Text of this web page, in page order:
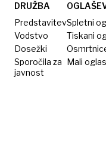
DRUŽBA
Predstavitev
Vodstvo
Dosežki
Sporočila za
javnost
Spletni
Tiskani
Mali